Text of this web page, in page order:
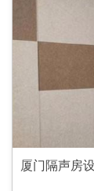
厦门隔声房